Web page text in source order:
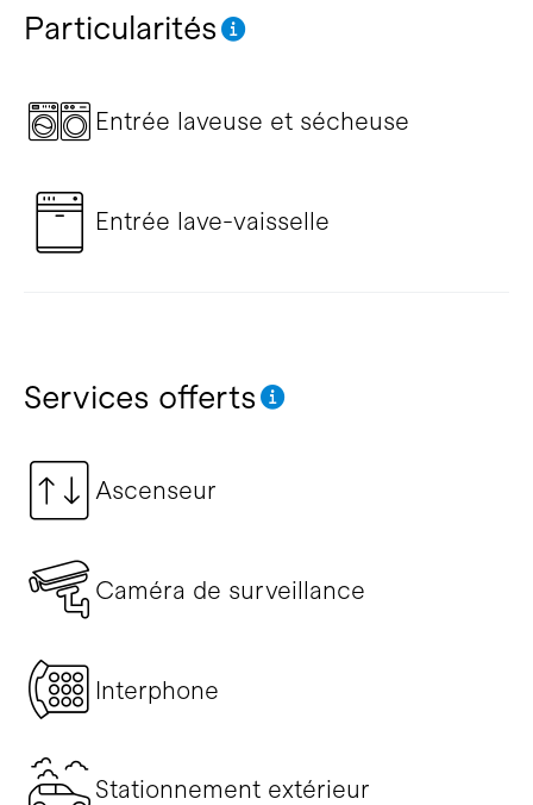
Particularités
Entrée laveuse et sécheuse
Entrée lave-vaisselle
Services offerts
Ascenseur
Caméra de surveillance
Interphone
Stationnement extérieur